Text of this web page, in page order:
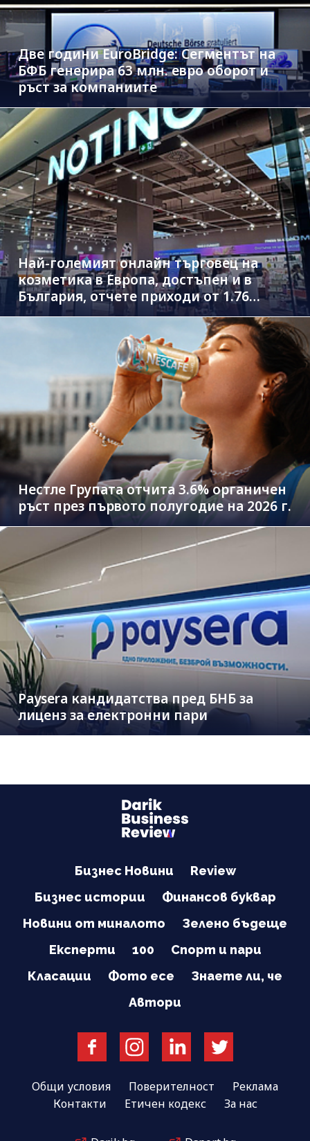
Две години EuroBridge: Сегментът на
БФБ генерира 63 млн. евро оборот и
ръст за компаниите
Най-големият онлайн търговец на
козметика в Европа, достъпен и в
България, отчете приходи от 1.76
млрд. евро
Нестле Групата отчита 3.6% органичен
ръст през първото полугодие на 2026 г.
Paysera кандидатства пред БНБ за
лиценз за електронни пари
Бизнес Новини
Review
Бизнес истории
Финансов буквар
Новини от миналото
Зелено бъдеще
Експерти
100
Спорт и пари
Класации
Фото есе
Знаете ли, че
Автори
Общи условия Поверителност
Реклама
Контакти
Етичен кодекс За нас